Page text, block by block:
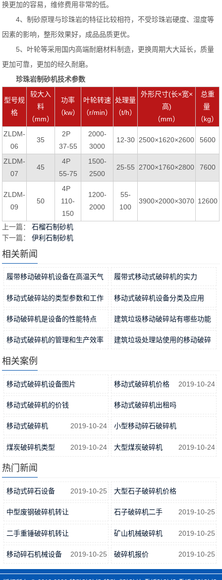
换更加的容易，维修费用非常的低。
4、制砂原理与珍珠岩的特征比较相符，不受珍珠岩硬度、湿度等
因素的影响，整形效果好，成品品质更优。
5、叶轮等采用国内高端耐磨材料制造，更换周期大大延长，质量
更加可靠，更加的经久耐磨。
珍珠岩制砂机技术参数
型号规
格
较大入
料
（mm）
功率
（kw）
叶轮转速
（r/min）
处理量
（t/h）
外形尺寸(长×宽×
高)
（mm）
总重
量
（kg）
ZLDM-
06
35
2P
37-55
2000-
3000
12-30 2500×1620×2600 5600
ZLDM-
07
45
4P
55-75
1500-
2500
25-55 2700×1760×2800 7600
ZLDM-
09
50
4P
110-
150
1200-
2000
55-
100
3900×2000×3070 12600
上一篇：石榴石制砂机
下一篇：伊利石制砂机
相关新闻
履带移动破碎机设备在高温天气
使用时应注意什么？ 2022-09-29
履带式移动式破碎机的实力
2022-09-27
移动式破碎站的类型参数和工作
优势 2022-09-25
移动式破碎机设备分类及应用
2022-09-23
移动破碎机是设备的性能特点
2022-09-18
建筑垃圾移动破碎站有哪些功能
优势？ 2022-09-16
移动式破碎机的管理和生产效率 建筑垃圾处理站使用的移动破碎
相关案例
移动式破碎机设备图片 移动式破碎机价格 2019-10-24
移动式破碎机的价钱
2019-10-24
移动式破碎机出租吗
移动式破碎机 2019-10-24 小型移动碎石破碎机
2019-10-24
煤炭破碎机类型 2019-10-24 大型煤炭破碎机 2019-10-24
热门新闻
移动式碎石设备 2019-10-25 大型石子破碎机价格
2019-10-25
中型废钢破碎机转让 石子破碎机二手 2019-10-25
二手重锤破碎机转让
2019-10-25
矿山机械破碎机 2019-10-25
移动碎石机械设备 2019-10-25 破碎机报价 2019-10-25